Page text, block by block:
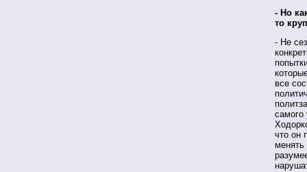
- Но
то
- Не
все
самого
что он